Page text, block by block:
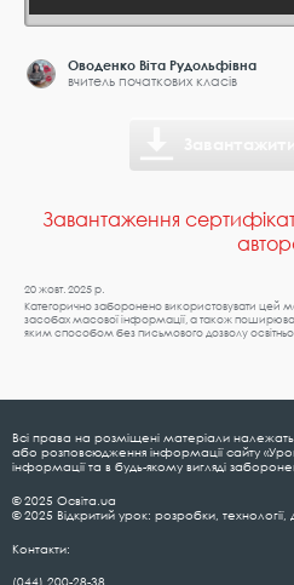
Оводенко Віта Рудольфівна
вчитель початкових класів
Завантаження
20 жовт. 2025 р.
Категорично заборонено використовувати цей
засобах масової інформації, а також
яким способом без письмового дозволу
Всі права на розміщені матеріали
або розповсюдження інформації сайту
інформації та в будь-якому вигляді
© 2025 Освіта.ua
© 2025 Відкритий урок: розробки, технології,
Контакти:
(044) 200-28-38